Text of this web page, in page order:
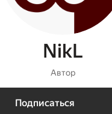
NikL
Автор
Подписаться